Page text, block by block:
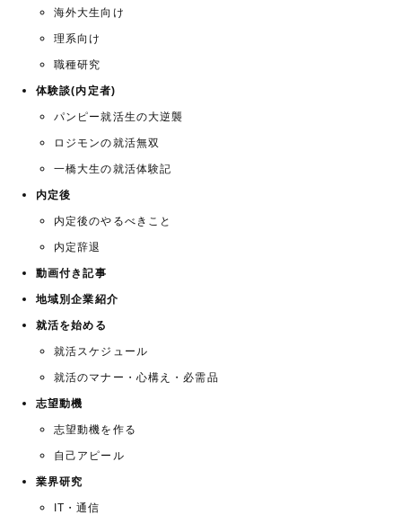
海外大生向け
理系向け
職種研究
体験談(内定者)
パンピー就活生の大逆襲
ロジモンの就活無双
一橋大生の就活体験記
内定後
内定後のやるべきこと
内定辞退
動画付き記事
地域別企業紹介
就活を始める
就活スケジュール
就活のマナー・心構え・必需品
志望動機
志望動機を作る
自己アピール
業界研究
IT・通信